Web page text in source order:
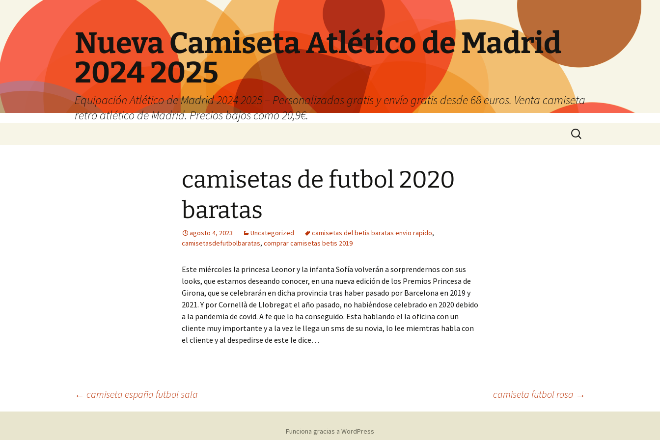
Nueva Camiseta Atlético de Madrid
2024 2025
Equipación Atlético de Madrid 2024 2025 – Personalizadas gratis y envío gratis desde 68 euros. Venta camiseta
retro atlético de Madrid. Precios bajos como 20,9€.
Buscar:
camisetas de futbol 2020
baratas
agosto 4, 2023 Uncategorized camisetas del betis baratas envio rapido,
camisetasdefutbolbaratas, comprar camisetas betis 2019
Este miércoles la princesa Leonor y la infanta Sofía volverán a sorprendernos con sus
looks, que estamos deseando conocer, en una nueva edición de los Premios Princesa de
Girona, que se celebrarán en dicha provincia tras haber pasado por Barcelona en 2019 y
2021. Y por Cornellà de Llobregat el año pasado, no habiéndose celebrado en 2020 debido
a la pandemia de covid. A fe que lo ha conseguido. Esta hablando el la oficina con un
cliente muy importante y a la vez le llega un sms de su novia, lo lee miemtras habla con
el cliente y al despedirse de este le dice…
Navegación
← camiseta españa futbol sala camiseta futbol rosa →
Funciona gracias a WordPress